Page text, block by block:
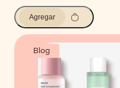
Agregar
Blog